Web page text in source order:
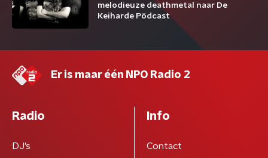
melodieuze deathmetal naar De
Keiharde Pödcast
Er is maar één NPO Radio 2
Radio
DJ’s
Info
Contact